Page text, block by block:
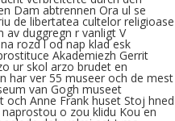
Dam abtrennen Ora ul se
de libertatea cultelor religioase
av duggregn r vanligt V
rozd l od nap klad esk
Akademiezh Gerrit
ur skol arzo brudet en
har ver 55 museer och de mest
van Gogh museet
och Anne Frank huset Stoj hned
o zou klidu Kou en